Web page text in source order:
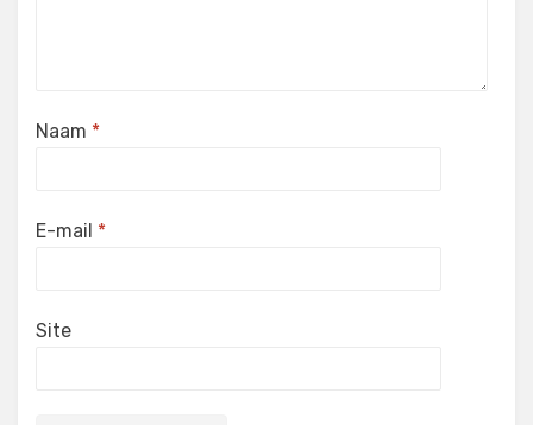
Naam *
E-mail *
Site